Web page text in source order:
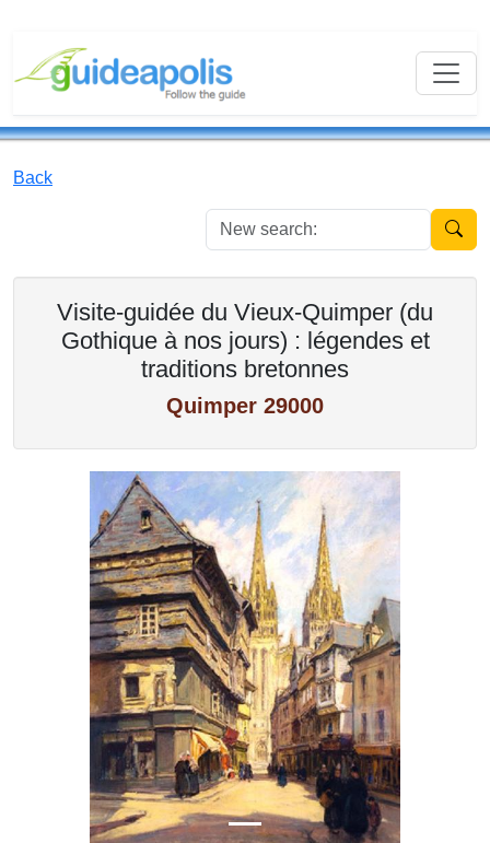
Back
New
Visite-guidée du Vieux-Quimper (du
Gothique à nos jours) : légendes et
traditions bretonnes
Quimper 29000
Previous